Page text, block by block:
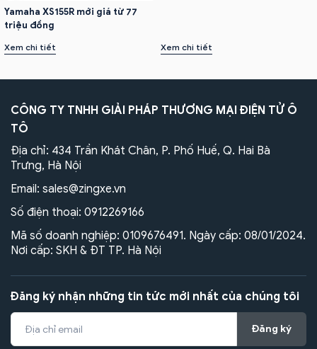
Yamaha XS155R mới giá từ 77
triệu đồng
Xem chi tiết Xem chi tiết
CÔNG TY TNHH GIẢI PHÁP THƯƠNG MẠI ĐIỆN TỬ Ô
TÔ
Địa chỉ: 434 Trần Khát Chân, P. Phố Huế, Q. Hai Bà
Trưng, Hà Nội
Email: sales@zingxe.vn
Số điện thoại: 0912269166
Mã số doanh nghiệp: 0109676491. Ngày cấp: 08/01/2024.
Nơi cấp: SKH & ĐT TP. Hà Nội
Đăng ký nhận những tin tức mới nhất của chúng tôi
Đăng ký